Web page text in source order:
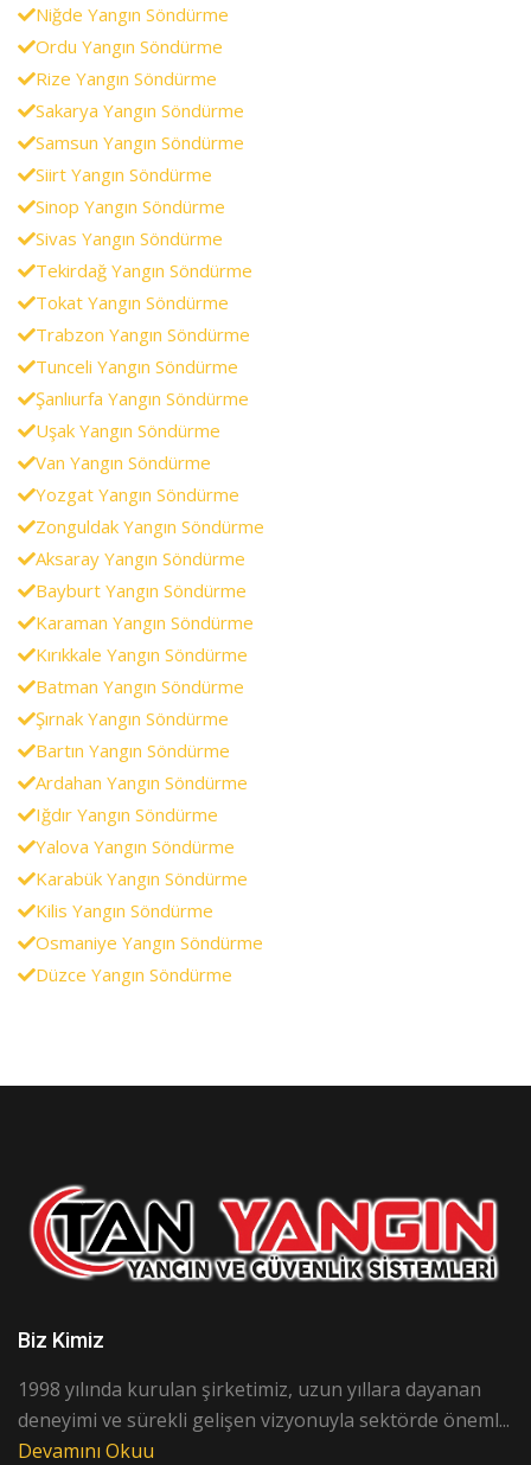
Niğde Yangın Söndürme
Ordu Yangın Söndürme
Rize Yangın Söndürme
Sakarya Yangın Söndürme
Samsun Yangın Söndürme
Siirt Yangın Söndürme
Sinop Yangın Söndürme
Sivas Yangın Söndürme
Tekirdağ Yangın Söndürme
Tokat Yangın Söndürme
Trabzon Yangın Söndürme
Tunceli Yangın Söndürme
Şanlıurfa Yangın Söndürme
Uşak Yangın Söndürme
Van Yangın Söndürme
Yozgat Yangın Söndürme
Zonguldak Yangın Söndürme
Aksaray Yangın Söndürme
Bayburt Yangın Söndürme
Karaman Yangın Söndürme
Kırıkkale Yangın Söndürme
Batman Yangın Söndürme
Şırnak Yangın Söndürme
Bartın Yangın Söndürme
Ardahan Yangın Söndürme
Iğdır Yangın Söndürme
Yalova Yangın Söndürme
Karabük Yangın Söndürme
Kilis Yangın Söndürme
Osmaniye Yangın Söndürme
Düzce Yangın Söndürme
Biz Kimiz
1998 yılında kurulan şirketimiz, uzun yıllara dayanan
deneyimi ve sürekli gelişen vizyonuyla sektörde öneml...
Devamını Okuu